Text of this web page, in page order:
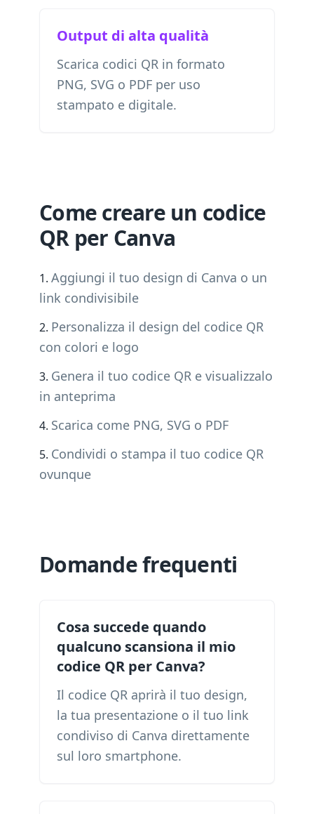
Output di alta qualità
Scarica codici QR in formato
PNG, SVG o PDF per uso
stampato e digitale.
Come creare un codice
QR per Canva
Aggiungi il tuo design di Canva o un
link condivisibile
Personalizza il design del codice QR
con colori e logo
Genera il tuo codice QR e visualizzalo
in anteprima
Scarica come PNG, SVG o PDF
Condividi o stampa il tuo codice QR
ovunque
Domande frequenti
Cosa succede quando
qualcuno scansiona il mio
codice QR per Canva?
Il codice QR aprirà il tuo design,
la tua presentazione o il tuo link
condiviso di Canva direttamente
sul loro smartphone.